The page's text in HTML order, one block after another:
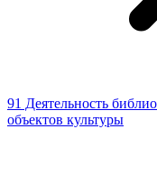
91 Деятельность
объектов культуры